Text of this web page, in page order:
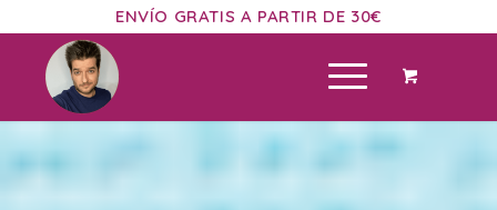
ENVÍO GRATIS A PARTIR DE 30€